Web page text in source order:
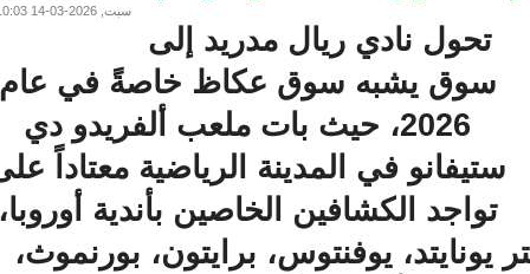
سبت, 2026-03-14 10:03
تحول نادي ريال مدريد إلى
سوق يشبه سوق عكاظ خاصةً في عام
2026، حيث بات ملعب ألفريدو دي
في المدينة الرياضية معتاداً على
تواجد الكشافين الخاصين بأندية أوروبا،
يوفنتوس، برايتون، بورنموث،